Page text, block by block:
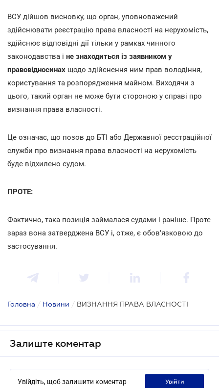
ВСУ дійшов висновку, що орган, уповноважений
здійснювати реєстрацію права власності на нерухомість,
здійснює відповідні дії тільки у рамках чинного
законодавства і не знаходиться із заявником у
правовідносинах щодо здійснення ним прав володіння,
користування та розпорядження майном. Виходячи з
цього, такий орган не може бути стороною у справі про
визнання права власності.
Це означає, що позов до БТІ або Державної реєстраційної
служби про визнання права власності на нерухомість
буде відхилено судом.
ПРОТЕ:
Фактично, така позиція займалася судами і раніше. Проте
зараз вона затверджена ВСУ і, отже, є обов'язковою до
застосування.
Головна / Новини / ВИЗНАННЯ ПРАВА ВЛАСНОСТІ
Залиште коментар
Увійдіть, щоб залишити коментар увійти